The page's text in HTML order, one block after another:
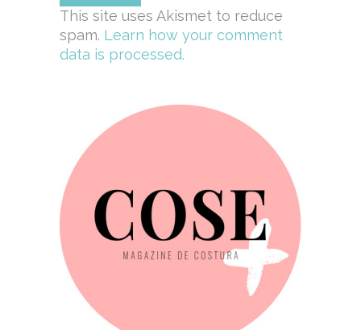
This site uses Akismet to reduce
spam. Learn how your comment
data is processed.